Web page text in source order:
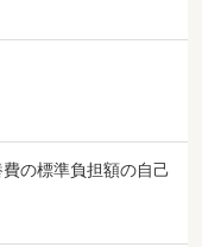
の標準負担額の自己